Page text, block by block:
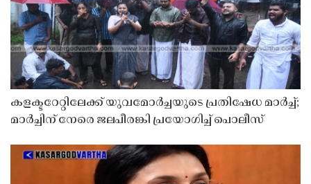
കളക്ടറേറ്റിലേക്ക് യുവമോർച്ചയുടെ പ്രതിഷേധ മാർച്ച്;
മാർച്ചിന് നേരെ ജലപീരങ്കി പ്രയോഗിച്ച് പൊലീസ്